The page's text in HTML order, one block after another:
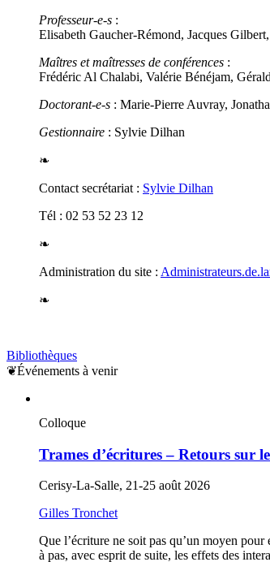
Professeur-e-s :
Elisabeth Gaucher-Rémond, Jacques
Maîtres et maîtresses de conférences :
Frédéric Al Chalabi, Valérie Bénéjam,
Doctorant-e-s : Marie-Pierre Auvray,
Gestionnaire : Sylvie Dilhan
❧
Contact secrétariat : Sylvie Dilhan
Tél : 02 53 52 23 12
❧
Administration du site :
❧
Bibliothèques
❦Événements à venir
Colloque
Trames d’écritures – Retours sur
Cerisy-La-Salle, 21-25 août 2026
Gilles Tronchet
Que l’écriture ne soit pas qu’un moyen
à pas, avec esprit de suite, les effets des